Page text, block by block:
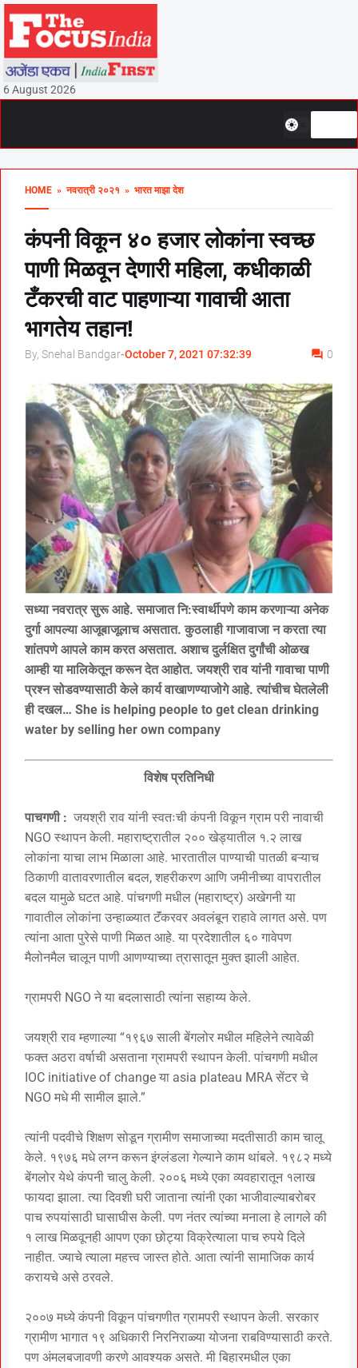
6 August 2026
HOME » नवरात्री २०२१ » भारत माझा देश
कंपनी विकून ४० हजार लोकांना स्वच्छ
पाणी मिळवून देणारी महिला, कधीकाळी
टँकरची वाट पाहणाऱ्या गावाची आता
भागतेय तहान!
By, Snehal Bandgar-October 7, 2021 07:32:39 0
सध्या नवरात्र सुरू आहे. समाजात नि:स्वार्थीपणे काम करणाऱ्या अनेक
दुर्गा आपल्या आजूबाजूलाच असतात. कुठलाही गाजावाजा न करता त्या
शांतपणे आपले काम करत असतात. अशाच दुर्लक्षित दुर्गांची ओळख
आम्ही या मालिकेतून करून देत आहोत. जयश्री राव यांनी गावाचा पाणी
प्रश्न सोडवण्यासाठी केले कार्य वाखाणण्याजोगे आहे. त्यांचीच घेतलेली
ही दखल… She is helping people to get clean drinking
water by selling her own company
विशेष प्रतिनिधी
पाचगणी : जयश्री राव यांनी स्वतःची कंपनी विकून ग्राम परी नावाची
NGO स्थापन केली. महाराष्ट्रातील २०० खेड्यातील १.२ लाख
लोकांना याचा लाभ मिळाला आहे. भारतातील पाण्याची पातळी बऱ्याच
ठिकाणी वातावरणातील बदल, शहरीकरण आणि जमीनीच्या वापरातील
बदल यामुळे घटत आहे. पांचगणी मधील (महाराष्ट्र) अखेगनी या
गावातील लोकांना उन्हाळ्यात टॅंकरवर अवलंबून राहावे लागत असे. पण
त्यांना आता पुरेसे पाणी मिळत आहे. या प्रदेशातील ६० गावेपण
मैलोनमैल चालून पाणी आणण्याच्या त्रासातून मुक्त झाली आहेत.
ग्रामपरी NGO ने या बदलासाठी त्यांना सहाय्य केले.
जयश्री राव म्हणाल्या “१९६७ साली बेंगलोर मधील महिलेने त्यावेळी
फक्त अठरा वर्षाची असताना ग्रामपरी स्थापन केली. पांचगणी मधील
IOC initiative of change या asia plateau MRA सेंटर चे
NGO मधे मी सामील झाले.”
त्यांनी पदवीचे शिक्षण सोडून ग्रामीण समाजाच्या मदतीसाठी काम चालू
केले. १९७६ मधे लग्न करून इंग्लंडला गेल्याने काम थांबले. १९८२ मध्ये
बेंगलोर येथे कंपनी चालु केली. २००६ मध्ये एका व्यवहारातून १लाख
फायदा झाला. त्या दिवशी घरी जाताना त्यांनी एका भाजीवाल्याबरोबर
पाच रुपयांसाठी घासाघीस केली. पण नंतर त्यांच्या मनाला हे लागले की
१ लाख मिळवूनही आपण एका छोट्या विक्रेत्याला पाच रुपये दिले
नाहीत. ज्याचे त्याला महत्त्व जास्त होते. आता त्यांनी सामाजिक कार्य
करायचे असे ठरवले.
२००७ मध्ये कंपनी विकून पांचगणीत ग्रामपरी स्थापन केली. सरकार
ग्रामीण भागात १९ अधिकारी निरनिराळ्या योजना राबविण्यासाठी करते.
पण अंमलबजावणी करणे आवश्यक असते. मी बिहारमधील एका